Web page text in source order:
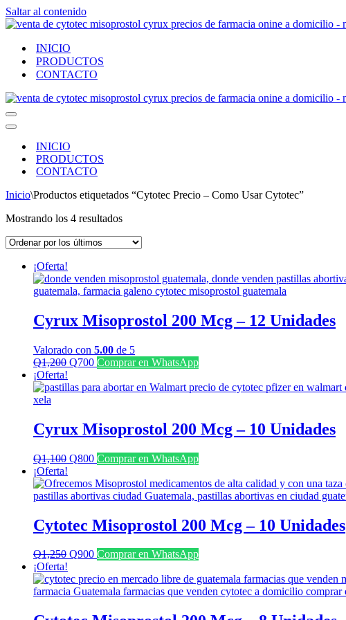
Saltar al contenido
INICIO
PRODUCTOS
CONTACTO
Menú
de
Menú
navegación
INICIO
PRODUCTOS
CONTACTO
Inicio\Productos etiquetados “Cytotec Precio – Como Usar Cytotec”
Mostrando los 4 resultadosOrdenado
los
¡Oferta!
Cyrux Misoprostol 200 Mcg – 12 Unidades
Valorado con 5.00 de 5
Q1,200 El
original
Q700El
actual
Comprar en WhatsApp
¡Oferta!
Cyrux Misoprostol 200 Mcg – 10 Unidades
Q1,100 El
original
era:
Q800El
actual
es:
Comprar en WhatsApp
¡Oferta!
Cytotec Misoprostol 200 Mcg – 10 Unidades
Q1,250 El
original
era:
Q900El
actual
es:
Comprar en WhatsApp
¡Oferta!